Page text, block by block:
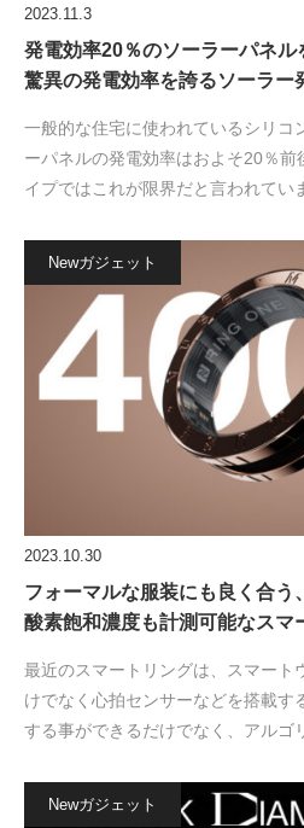
2023.11.3
発電効率20％のソーラーパネル
驚異の発電効率を誇るソーラ
一般的な住宅に使われているシリコ
ーパネルの発電効率はおよそ20％前
イプではこれが限界だと言われてい
Newガジェット
2023.10.30
フォーマルな服装にも良く合う
酸素飽和濃度も計測可能なス
最近のスマートリングは、スマート
けでなく心拍センサーなどを搭載す
する事ができるだけでなく、アルゴ
Newガジェット